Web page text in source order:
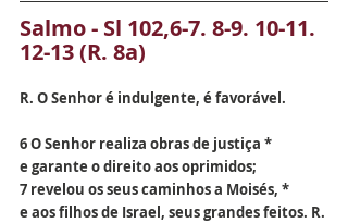
Salmo - Sl 102,6-7. 8-9. 10-11.
12-13 (R. 8a)
R. O Senhor é indulgente, é favorável.
6 O Senhor realiza obras de justiça *
e garante o direito aos oprimidos;
7 revelou os seus caminhos a Moisés, *
e aos filhos de Israel, seus grandes feitos. R.